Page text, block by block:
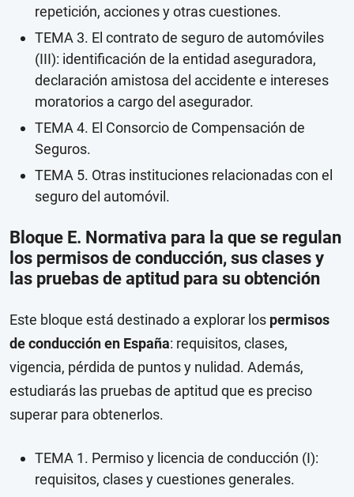
repetición, acciones y otras cuestiones.
TEMA 3. El contrato de seguro de automóviles
(III): identificación de la entidad aseguradora,
declaración amistosa del accidente e intereses
moratorios a cargo del asegurador.
TEMA 4. El Consorcio de Compensación de
Seguros.
TEMA 5. Otras instituciones relacionadas con el
seguro del automóvil.
Bloque E. Normativa para la que se regulan
los permisos de conducción, sus clases y
las pruebas de aptitud para su obtención
Este bloque está destinado a explorar los permisos
de conducción en España: requisitos, clases,
vigencia, pérdida de puntos y nulidad. Además,
estudiarás las pruebas de aptitud que es preciso
superar para obtenerlos.
TEMA 1. Permiso y licencia de conducción (I):
requisitos, clases y cuestiones generales.